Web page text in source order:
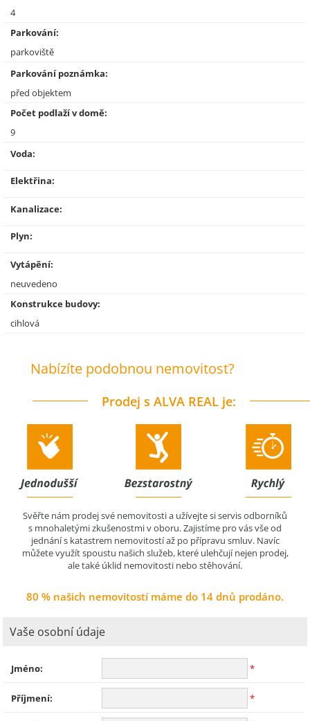
4
Parkování:
parkoviště
Parkování poznámka:
před objektem
Počet podlaží v domě:
9
Voda:
Elektřina:
Kanalizace:
Plyn:
Vytápění:
neuvedeno
Konstrukce budovy:
cihlová
Nabízíte podobnou nemovitost?
Prodej s ALVA REAL je:
Svěřte nám prodej své nemovitosti a užívejte si servis odborníků
s mnohaletými zkušenostmi v oboru. Zajistíme pro vás vše od
jednání s katastrem nemovitostí až po přípravu smluv. Navíc
můžete využít spoustu našich služeb, které ulehčují nejen prodej,
ale také úklid nemovitosti nebo stěhování.
80 % našich nemovitostí máme do 14 dnů prodáno.
Vaše osobní údaje
Jméno: *
Příjmení: *